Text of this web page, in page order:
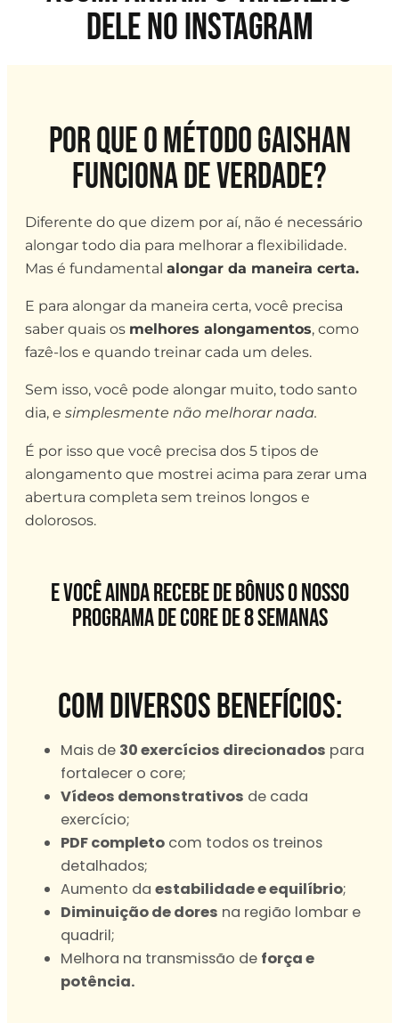
dele no Instagram
Por que o Método Gaishan
funciona de verdade?
Diferente do que dizem por aí, não é necessário
alongar todo dia para melhorar a flexibilidade.
Mas é fundamental alongar da maneira certa.
E para alongar da maneira certa, você precisa
saber quais os melhores alongamentos, como
fazê-los e quando treinar cada um deles.
Sem isso, você pode alongar muito, todo santo
dia, e simplesmente não melhorar nada.
É por isso que você precisa dos 5 tipos de
alongamento que mostrei acima para zerar uma
abertura completa sem treinos longos e
dolorosos.
E você ainda recebe de bônus o nosso
programa de core de 8 semanas
Com diversos benefícios:
Mais de 30 exercícios direcionados para
fortalecer o core;
Vídeos demonstrativos de cada
exercício;
PDF completo com todos os treinos
detalhados;
Aumento da estabilidade e equilíbrio;
Diminuição de dores na região lombar e
quadril;
Melhora na transmissão de força e
potência.